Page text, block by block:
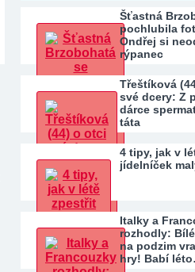
Šťastná
pochlubila
Ondřej si
rýpanec
Třeštíková
své dcery: Z
dárce
táta
4 tipy, jak v
jídelníček
Italky a
rozhodly:
na podzim
hry! Babí